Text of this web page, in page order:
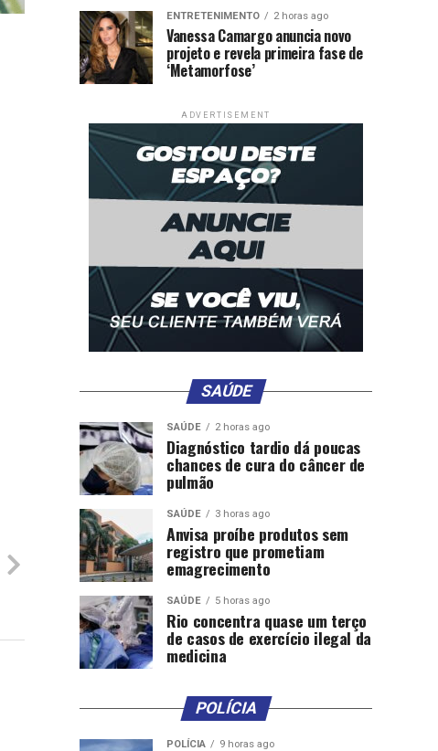
ENTRETENIMENTO 2 horas ago
Vanessa Camargo anuncia novo
projeto e revela primeira fase de
‘Metamorfose’
ADVERTISEMENT
SAÚDE
SAÚDE 2 horas ago
Diagnóstico tardio dá poucas
chances de cura do câncer de
pulmão
SAÚDE 3 horas ago
Anvisa proíbe produtos sem
registro que prometiam
emagrecimento
SAÚDE 5 horas ago
Rio concentra quase um terço
de casos de exercício ilegal da
medicina
POLÍCIA
POLÍCIA 9 horas ago